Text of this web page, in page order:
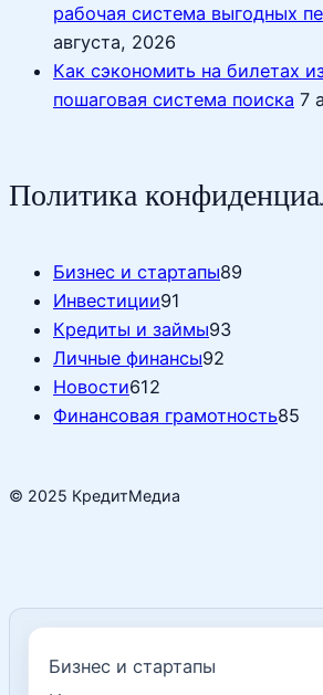
рабочая система выгодных
августа, 2026
Как сэкономить на билетах
пошаговая система поиска 7
Политика
Бизнес и стартапы89
Инвестиции91
Кредиты и займы93
Личные финансы92
Новости612
Финансовая грамотность85
© 2025 КредитМедиа
Бизнес и стартапы